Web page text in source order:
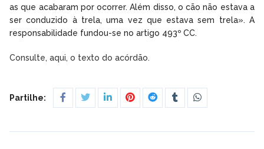
as que acabaram por ocorrer. Além disso, o cão não estava a
ser conduzido à trela, uma vez que estava sem trela». A
responsabilidade fundou-se no artigo 493º CC.
Consulte, aqui, o texto do acórdão.
Partilhe: